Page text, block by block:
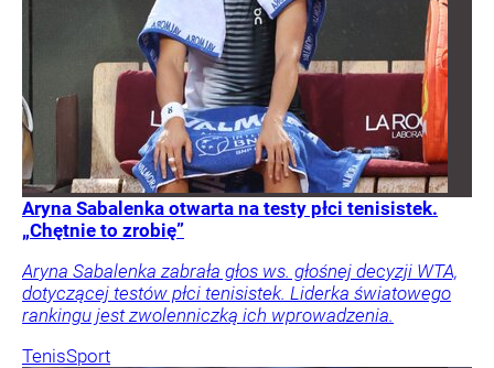
Aryna Sabalenka otwarta na testy płci tenisistek.
„Chętnie to zrobię”
Aryna Sabalenka zabrała głos ws. głośnej decyzji WTA,
dotyczącej testów płci tenisistek. Liderka światowego
rankingu jest zwolenniczką ich wprowadzenia.
TenisSport